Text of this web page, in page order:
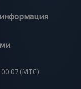
00 07 (МТС)